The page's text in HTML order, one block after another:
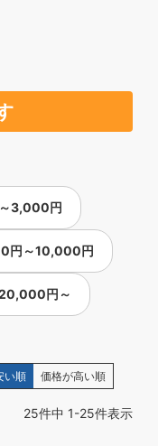
3,000円
円～10,000円
円～
い順 価格が高い順
25件中 1-25件表示